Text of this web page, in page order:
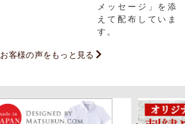
メッセージ」を添
えて配布していま
す。
お客様の声をもっと見る